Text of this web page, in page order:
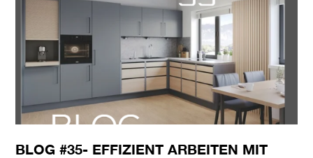
BLOG #35- EFFIZIENT ARBEITEN MIT